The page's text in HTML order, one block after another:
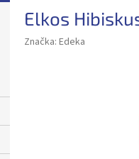
Elkos
Značka: Edeka